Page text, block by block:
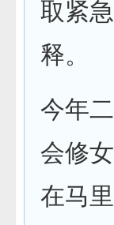
取紧
释。
今年
会修
在马